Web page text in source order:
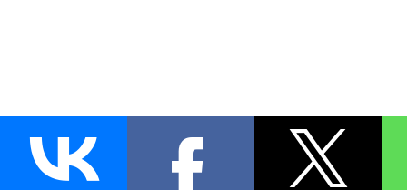
AUTO BLOKIRATOR
+7 (495) 255-04-60 ПОИСК ЗАМКА УСТАНОВКА